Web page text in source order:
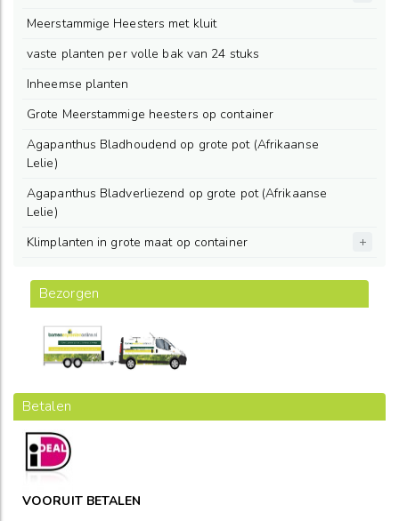
Meerstammige Heesters met kluit
vaste planten per volle bak van 24 stuks
Inheemse planten
Grote Meerstammige heesters op container
Agapanthus Bladhoudend op grote pot (Afrikaanse
Lelie)
Agapanthus Bladverliezend op grote pot (Afrikaanse
Lelie)
Klimplanten in grote maat op container
Bezorgen
Betalen
VOORUIT BETALEN